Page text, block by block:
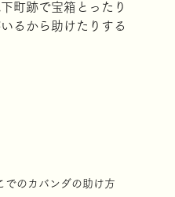
町跡で宝箱とったり
るから助けたりする
でのカバンダの助け方